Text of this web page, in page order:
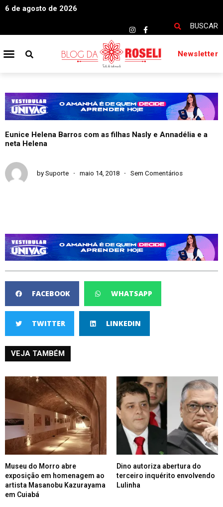
6 de agosto de 2026
BUSCAR
Newsletter
Eunice Helena Barros com as filhas Nasly e Annadélia e a
neta Helena
by Suporte maio 14, 2018 Sem Comentários
FACEBOOK WHATSAPP
TWITTER LINKEDIN
VEJA TAMBÉM
Museu do Morro abre
exposição em homenagem ao
artista Masanobu Kazurayama
em Cuiabá
Dino autoriza abertura do
terceiro inquérito envolvendo
Lulinha